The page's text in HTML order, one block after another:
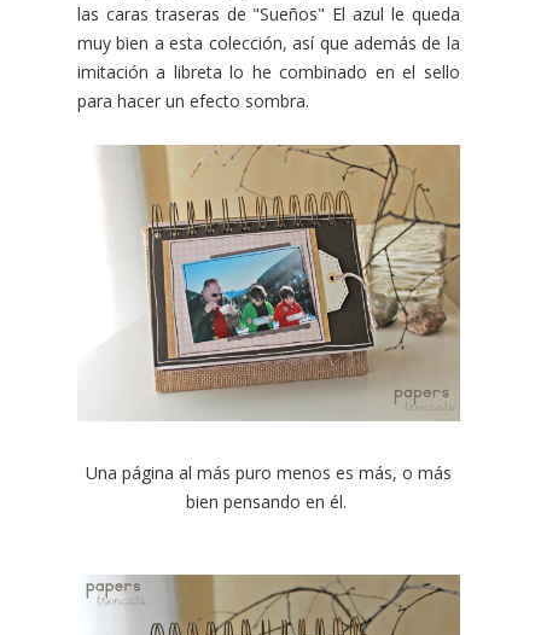
las caras traseras de "Sueños" El azul le queda
muy bien a esta colección, así que además de la
imitación a libreta lo he combinado en el sello
para hacer un efecto sombra.
Una página al más puro menos es más, o más
bien pensando en él.